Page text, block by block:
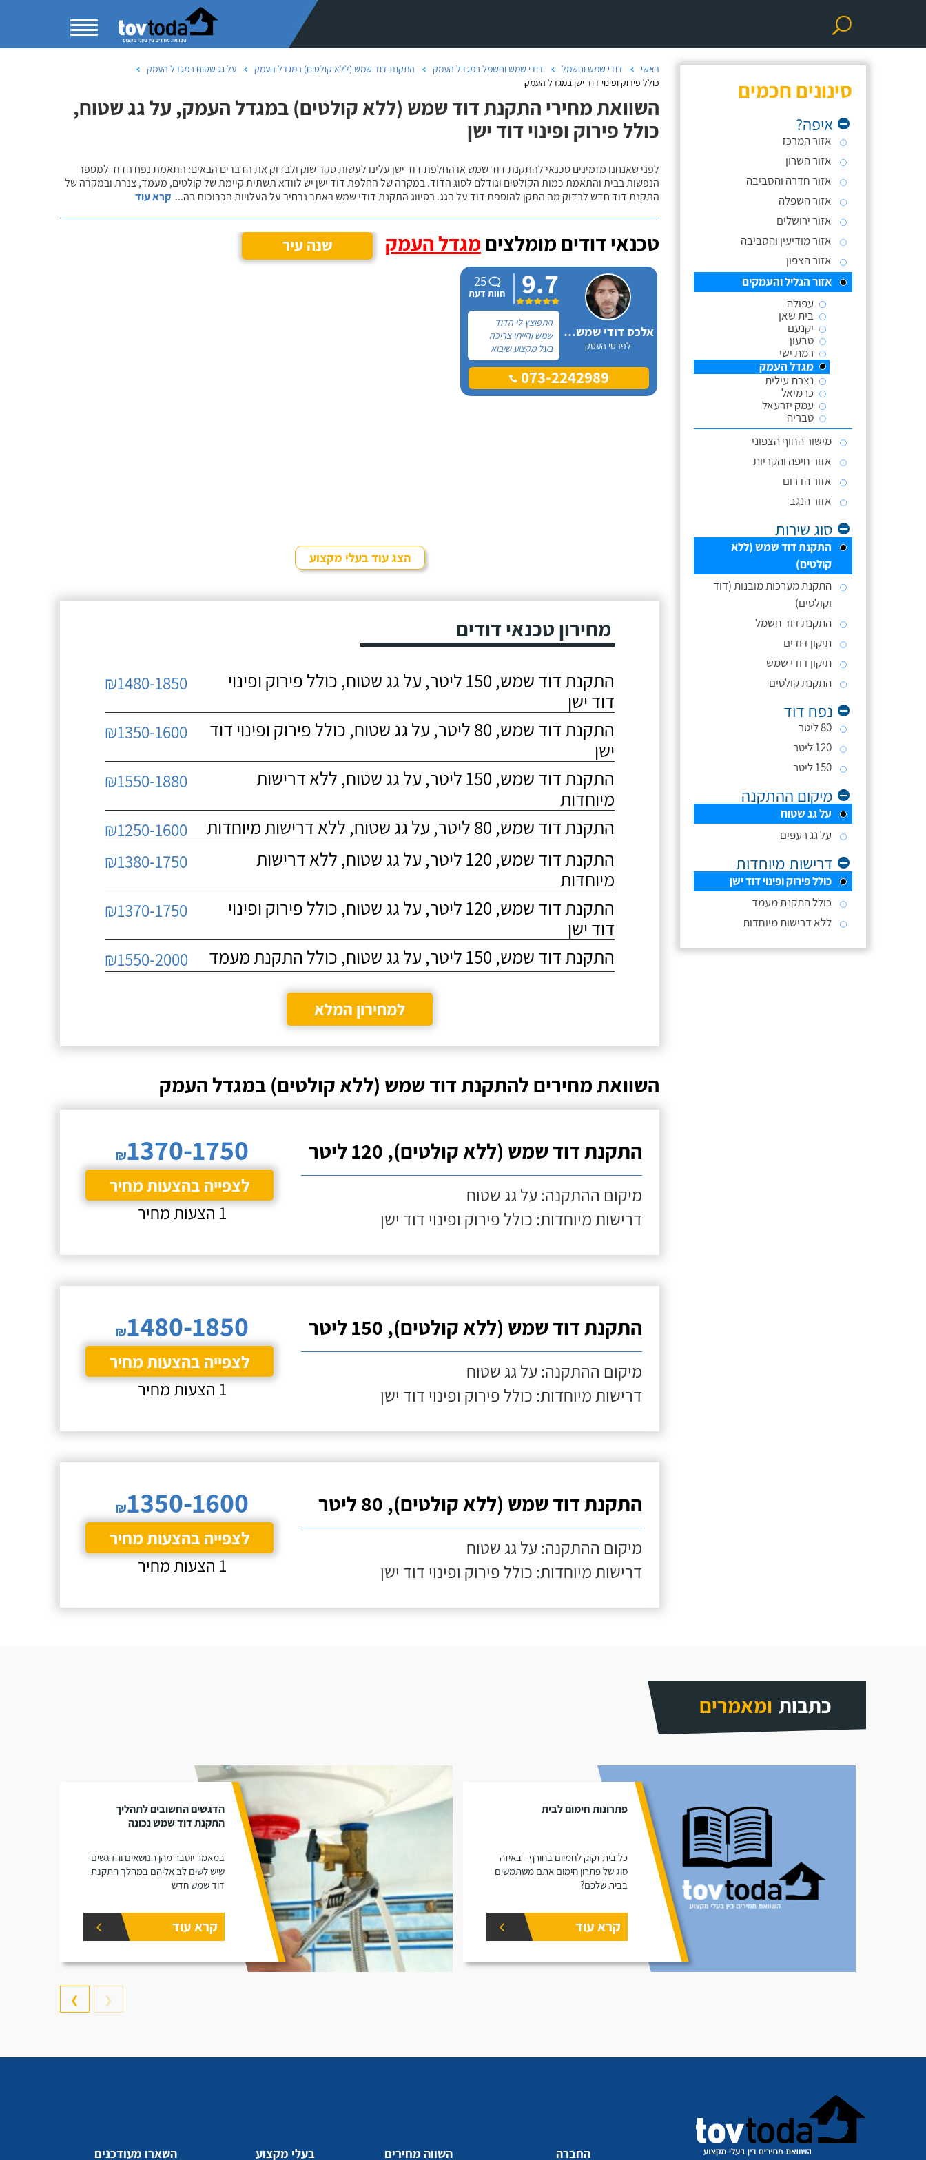
סינונים חכמים
איפה?
אזור המרכז
אזור השרון
אזור חדרה והסביבה
אזור השפלה
אזור ירושלים
אזור מודיעין והסביבה
אזור הצפון
אזור הגליל והעמקים
עפולה
בית שאן
יקנעם
טבעון
רמת ישי
מגדל העמק
נצרת עילית
כרמיאל
עמק יזרעאל
טבריה
מישור החוף הצפוני
אזור חיפה והקריות
אזור הדרום
אזור הנגב
סוג שירות
התקנת דוד שמש (ללא
קולטים)
התקנת מערכות מובנות (דוד
וקולטים)
התקנת דוד חשמל
תיקון דודים
תיקון דודי שמש
התקנת קולטים
נפח דוד
80 ליטר
120 ליטר
150 ליטר
מיקום ההתקנה
על גג שטוח
על גג רעפים
דרישות מיוחדות
כולל פירוק ופינוי דוד ישן
כולל התקנת מעמד
ללא דרישות מיוחדות
ראשי דודי שמש וחשמל דודי שמש וחשמל במגדל העמק התקנת דוד שמש (ללא קולטים) במגדל העמק
על גג שטוח במגדל העמק
כולל פירוק ופינוי דוד ישן במגדל העמק
השוואת מחירי התקנת דוד שמש (ללא קולטים) במגדל העמק, על גג שטוח,
כולל פירוק ופינוי דוד ישן
לפני שאנחנו מזמינים טכנאי להתקנת דוד שמש או החלפת דוד ישן עלינו לעשות סקר שוק ולבדוק את הדברים הבאים: התאמת נפח הדוד למספר
הנפשות בבית והתאמת כמות הקולטים וגודלם לסוג הדוד. במקרה של החלפת דוד ישן יש לוודא תשתית קיימת של קולטים, מעמד, צנרת ובמקרה של
התקנת דוד חדש לבדוק מה התקן להוספת דוד על הגג. בסיווג התקנת דודי שמש באתר נרחיב על העלויות הכרוכות בה... קרא עוד
טכנאי דודים מומלצים מגדל העמק שנה עיר
אלכס דודי שמש וחשמל
לפרטי העסק
9.7
25
חוות דעת
התפוצץ לי הדוד
שמש והייתי צריכה
בעל מקצוע שיבוא
לתקן, כתבתי בגוגל
טכנאי דודים ואז
הגעתי לקבוצה של073-2242989
הצג עוד בעלי מקצוע
מחירון טכנאי דודים
התקנת דוד שמש, 150 ליטר, על גג שטוח, כולל פירוק ופינוי
דוד ישן
₪1480-1850
התקנת דוד שמש, 80 ליטר, על גג שטוח, כולל פירוק ופינוי דוד
ישן
₪1350-1600
התקנת דוד שמש, 150 ליטר, על גג שטוח, ללא דרישות
מיוחדות
₪1550-1880
התקנת דוד שמש, 80 ליטר, על גג שטוח, ללא דרישות מיוחדות ₪1250-1600
התקנת דוד שמש, 120 ליטר, על גג שטוח, ללא דרישות
מיוחדות
₪1380-1750
התקנת דוד שמש, 120 ליטר, על גג שטוח, כולל פירוק ופינוי
דוד ישן
₪1370-1750
התקנת דוד שמש, 150 ליטר, על גג שטוח, כולל התקנת מעמד ₪1550-2000
למחירון המלא
השוואת מחירים להתקנת דוד שמש (ללא קולטים) במגדל העמק
התקנת דוד שמש (ללא קולטים), 120 ליטר
מיקום ההתקנה: על גג שטוח
דרישות מיוחדות: כולל פירוק ופינוי דוד ישן
₪1370-1750
לצפייה בהצעות מחיר
1 הצעות מחיר
התקנת דוד שמש (ללא קולטים), 150 ליטר
מיקום ההתקנה: על גג שטוח
דרישות מיוחדות: כולל פירוק ופינוי דוד ישן
₪1480-1850
לצפייה בהצעות מחיר
1 הצעות מחיר
התקנת דוד שמש (ללא קולטים), 80 ליטר
מיקום ההתקנה: על גג שטוח
דרישות מיוחדות: כולל פירוק ופינוי דוד ישן
₪1350-1600
לצפייה בהצעות מחיר
1 הצעות מחיר
כתבות ומאמרים
פתרונות חימום לבית
כל בית זקוק לחמיום בחורף - באיזה
סוג של פתרון חימום אתם משתמשים
בבית שלכם?
קרא עוד
הדגשים החשובים לתהליך
התקנת דוד שמש נכונה
במאמר יוסבר מהן הנושאים והדגשים
שיש לשים לב אליהם במהלך התקנת
דוד שמש חדש
קרא עוד
❮
❯
החברה השווה מחירים בעלי מקצוע השארו מעודכנים